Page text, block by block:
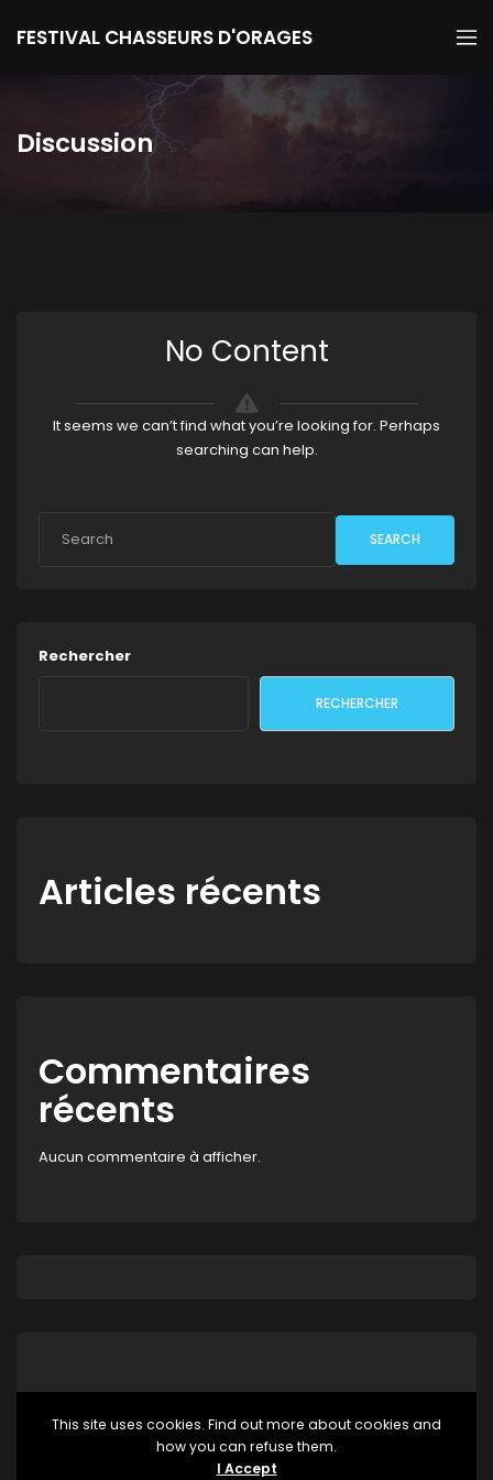
FESTIVAL CHASSEURS D'ORAGES
Discussion
No Content
It seems we can’t find what you’re looking for. Perhaps
searching can help.
SEARCH
Rechercher
RECHERCHER
Articles récents
Commentaires
récents
Aucun commentaire à afficher.
This site uses cookies. Find out more about cookies and
how you can refuse them.
I Accept